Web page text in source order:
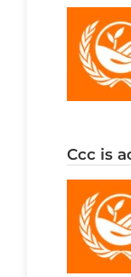
ccc is